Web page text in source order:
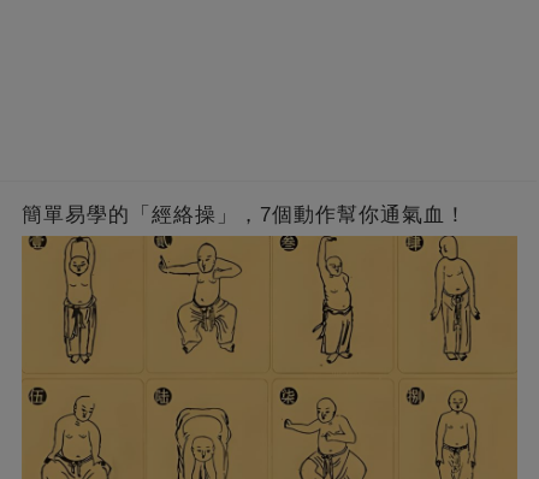
簡單易學的「經絡操」，7個動作幫你通氣血！